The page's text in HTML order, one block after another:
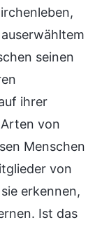
seinen
ihrer
von
Menschen
von
erkennen,
Ist das